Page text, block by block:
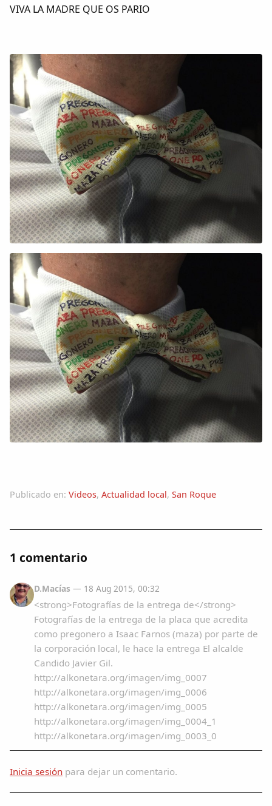
VIVA LA MADRE QUE OS PARIO
Publicado en: Videos, Actualidad local, San Roque
1 comentario
D.Macías — 18 Aug 2015, 00:32
<strong>Fotografías de la entrega de</strong>
Fotografías de la entrega de la placa que acredita
como pregonero a Isaac Farnos (maza) por parte de
la corporación local, le hace la entrega El alcalde
Candido Javier Gil.
http://alkonetara.org/imagen/img_0007
http://alkonetara.org/imagen/img_0006
http://alkonetara.org/imagen/img_0005
http://alkonetara.org/imagen/img_0004_1
http://alkonetara.org/imagen/img_0003_0
Inicia sesión para dejar un comentario.